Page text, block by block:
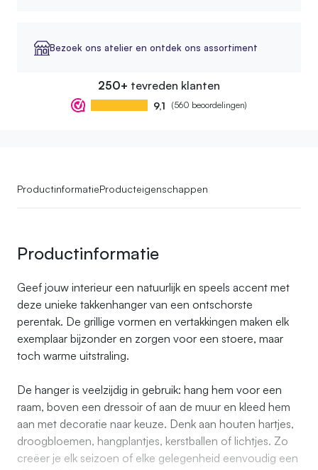
Bezoek ons atelier en ontdek ons assortiment
250+ tevreden klanten
9,1 (560 beoordelingen)
ProductinformatieProducteigenschappen
Productinformatie
Geef jouw interieur een natuurlijk en speels accent met
deze unieke takkenhanger van een ontschorste
perentak. De grillige vormen en vertakkingen maken elk
exemplaar bijzonder en zorgen voor een stoere, maar
toch warme uitstraling.
De hanger is veelzijdig in gebruik: hang hem voor een
raam, boven een dressoir of aan de muur en kleed hem
aan met decoratie naar keuze. Denk aan houten hartjes,
droogbloemen, hangplantjes, kerstballen of lichtjes. Zo
creëer je elk seizoen of elke gelegenheid eenvoudig een